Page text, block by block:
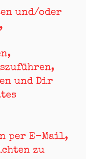
und/oder
und Dir
per E-Mail,
zu